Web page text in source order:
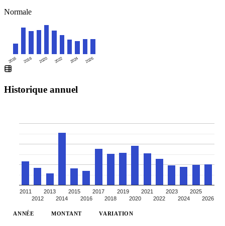
Normale
2016 2018 2020 2022 2024 2026
Historique annuel
2011
2012
2013
2014
2015
2016
2017
2018
2019
2020
2021
2022
2023
2024
2025
2026
ANNÉE MONTANT VARIATION